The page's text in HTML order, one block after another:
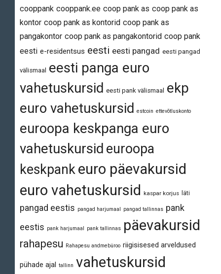
cooppank cooppank.ee coop pank as coop pank as
kontor coop pank as kontorid coop pank as
pangakontor coop pank as pangakontorid coop pank
eesti e-residentsus eesti eesti pangad eesti pangad
välismaal
eesti panga euro
vahetuskursid eesti pank välismaal
ekp
euro vahetuskursid estcoin ettevõtluskonto
euroopa keskpanga euro
vahetuskursid euroopa
keskpankeuro päevakursid
euro vahetuskursid kaspar korjus läti
pangad eestis pangad harjumaal pangad tallinnas pank
eestis pank harjumaal pank tallinnas päevakursid
rahapesu Rahapesu andmebüroo riigisisesed arveldused
pühade ajal tallinn vahetuskursid